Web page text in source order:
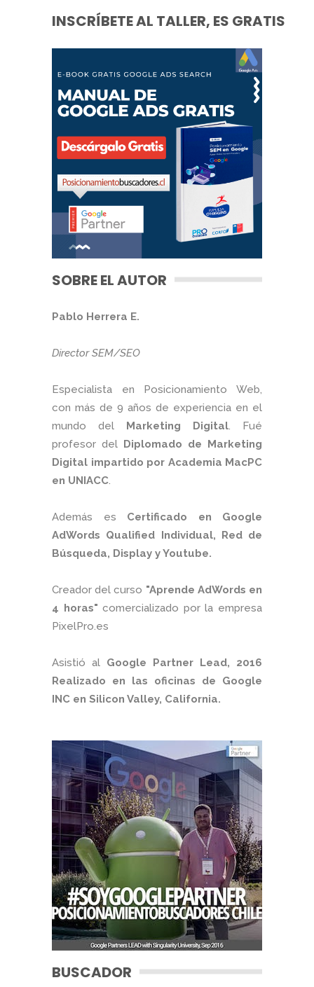
INSCRÍBETE AL TALLER, ES GRATIS
SOBRE EL AUTOR
Pablo Herrera E.
Director SEM/SEO
Especialista en Posicionamiento Web,
con más de 9 años de experiencia en el
mundo del Marketing Digital. Fué
profesor del Diplomado de Marketing
Digital impartido por Academia MacPC
en UNIACC.
Además es Certificado en Google
AdWords Qualified Individual, Red de
Búsqueda, Display y Youtube.
Creador del curso "Aprende AdWords en
4 horas" comercializado por la empresa
PixelPro.es
Asistió al Google Partner Lead, 2016
Realizado en las oficinas de Google
INC en Silicon Valley, California.
BUSCADOR